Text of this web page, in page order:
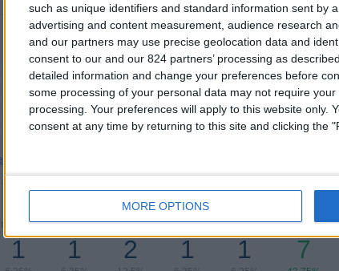
such as unique identifiers and standard information sent by
advertising and content measurement, audience research
and our partners may use precise geolocation data and
consent to our and our 824 partners’ processing as
detailed information and change your preferences before
some processing of your personal data may not require
processing. Your preferences will apply to this website only.
consent at any time by returning to this site and clicking the
MORE OPTIONS
(12,5%)
(12,5%)
(12,5%)
(12,5%)
(12,5%)
Žebříček podle soutěží
Liga ženy
Zobrazit celý žebříček
Počet zápasů podle dne v týdnu
PONDĚLÍ
1
ÚTERÝ
1
STŘEDA
2
ČTVRTEK
1
PÁTEK
1
SOBOTA
7